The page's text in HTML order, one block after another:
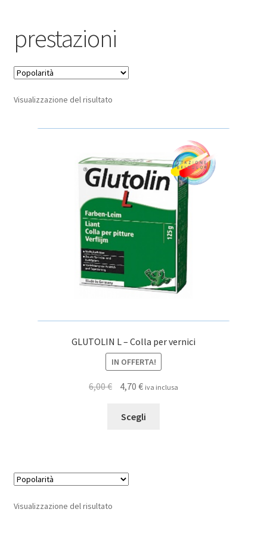
Privacy Policy
prestazioni
Visualizzazione del risultato
GLUTOLIN L – Colla per vernici
IN OFFERTA!
6,00€
originale
4,70 €Il
attuale
iva inclusa
Scegli
Visualizzazione del risultato